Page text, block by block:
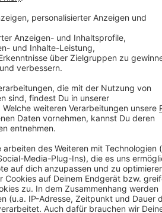
in der Küche, bei uns die
Nelson Müller lädt uns
Rezepten zum
lassen. Nelson nimmt
und weiht uns in die
Profikochs ein. Der
Müller ist etwas für alle
Für alle von euch, die
ein Gewürz ist und kein
ist "Foodtainment" der
die man überall genießen